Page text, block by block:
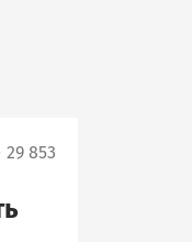
29 853